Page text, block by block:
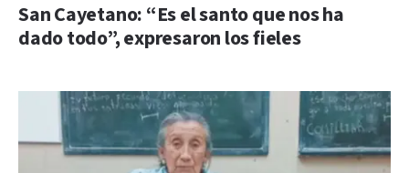
San Cayetano: “Es el santo que nos ha
dado todo”, expresaron los fieles